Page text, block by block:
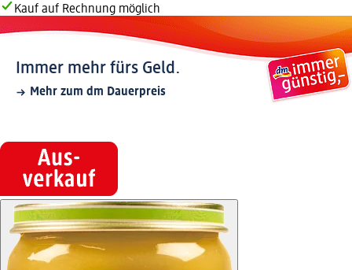
Kauf auf Rechnung möglich
Immer mehr fürs Geld.
Mehr zum dm Dauerpreis